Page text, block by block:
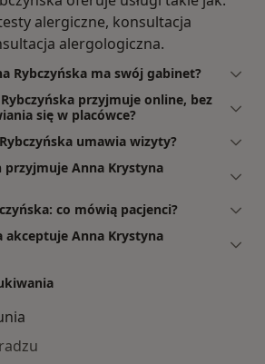
alergiczne, konsultacja
alergologiczna.
Rybczyńska ma swój gabinet?
przyjmuje online, bez
się w placówce?
umawia wizyty?
przyjmuje Anna Krystyna
co mówią pacjenci?
akceptuje Anna Krystyna